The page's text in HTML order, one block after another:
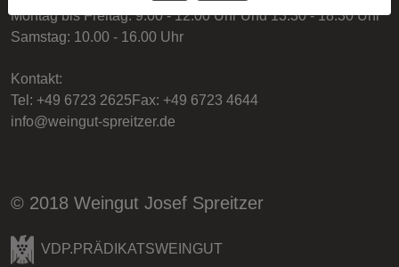
Montag bis Freitag:9.00 - 12.00 Uhr Und 13.30 - 18.30 Uhr
Samstag: 10.00 - 16.00 Uhr
Kontakt:
Tel: +49 6723 2625 Fax: +49 6723 4644
info@weingut-spreitzer.de
© 2018 Weingut Josef Spreitzer
VDP.PRÄDIKATSWEINGUT